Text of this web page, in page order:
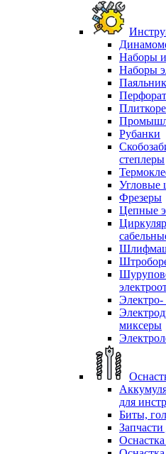
Наборы
Наборы
Рубанки
степлеры
Угловые
Фрезеры
Цепные
Электро-
миксеры
для
Биты,
Оснастка